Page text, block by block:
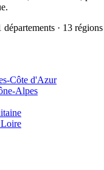
· 13 régions
Côte d'Azur
Alpes